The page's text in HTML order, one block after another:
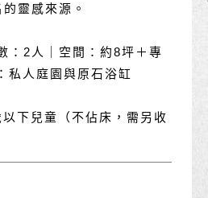
靈感來源。
：2人｜空間：約8坪＋專
私人庭園與原石浴缸
下兒童（不佔床，需另收